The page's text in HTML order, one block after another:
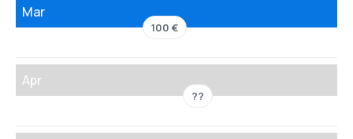
Mar
100 €
Apr
??